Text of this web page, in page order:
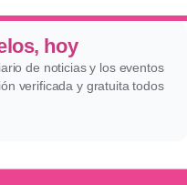
hoy
de noticias y los eventos
verificada y gratuita todos